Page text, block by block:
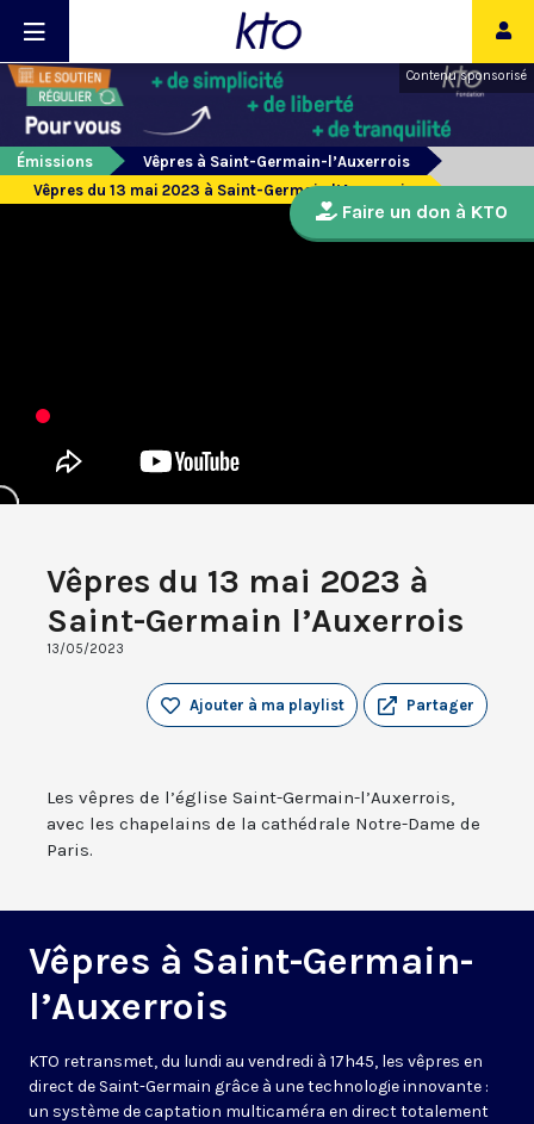
Contenu sponsorisé
Émissions
Vêpres à Saint-Germain-l’Auxerrois
Vêpres du 13 mai 2023 à Saint-Germain l’Auxerrois
Vêpres du 13 mai 2023 à
Saint-Germain l’Auxerrois
13/05/2023
Partager
Ajouter à ma playlist
Les vêpres de l’église Saint-Germain-l’Auxerrois,
avec les chapelains de la cathédrale Notre-Dame de
Paris.
Vêpres à Saint-Germain-
l’Auxerrois
KTO retransmet, du lundi au vendredi à 17h45, les vêpres en
direct de Saint-Germain grâce à une technologie innovante :
un système de captation multicaméra en direct totalement
Faire un don à KTO